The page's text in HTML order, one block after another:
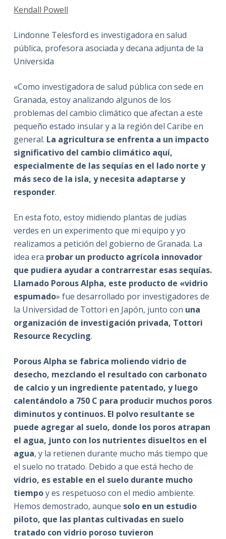
Kendall Powell
Lindonne Telesford es investigadora en salud
pública, profesora asociada y decana adjunta de la
Universida
«Como investigadora de salud pública con sede en
Granada, estoy analizando algunos de los
problemas del cambio climático que afectan a este
pequeño estado insular y a la región del Caribe en
general. La agricultura se enfrenta a un impacto
significativo del cambio climático aquí,
especialmente de las sequías en el lado norte y
más seco de la isla, y necesita adaptarse y
responder.
En esta foto, estoy midiendo plantas de judías
verdes en un experimento que mi equipo y yo
realizamos a petición del gobierno de Granada. La
idea era probar un producto agrícola innovador
que pudiera ayudar a contrarrestar esas sequías.
Llamado Porous Alpha, este producto de «vidrio
espumado» fue desarrollado por investigadores de
la Universidad de Tottori en Japón, junto con una
organización de investigación privada, Tottori
Resource Recycling.
Porous Alpha se fabrica moliendo vidrio de
desecho, mezclando el resultado con carbonato
de calcio y un ingrediente patentado, y luego
calentándolo a 750 C para producir muchos poros
diminutos y continuos. El polvo resultante se
puede agregar al suelo, donde los poros atrapan
el agua, junto con los nutrientes disueltos en el
agua, y la retienen durante mucho más tiempo que
el suelo no tratado. Debido a que está hecho de
vidrio, es estable en el suelo durante mucho
tiempoy es respetuoso con el medio ambiente.
Hemos demostrado, aunque solo en un estudio
piloto, que las plantas cultivadas en suelo
tratado con vidrio poroso tuvieron